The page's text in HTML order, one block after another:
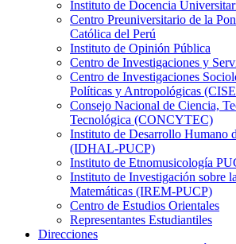
Instituto de Docencia
Centro Preuniversitario de la
Católica del Perú
Instituto de Opinión Pública
Centro de Investigaciones y
Centro de Investigaciones
Políticas y Antropológicas
Consejo Nacional de Ciencia,
Tecnológica (CONCYTEC)
Instituto de Desarrollo Humano
(IDHAL-PUCP)
Instituto de Etnomusicología
Instituto de Investigación sobre
Matemáticas (IREM-PUCP)
Centro de Estudios Orientales
Representantes Estudiantiles
Direcciones